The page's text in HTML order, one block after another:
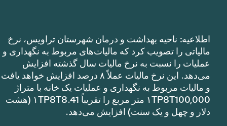
اطلاعیه: ناحیه بهداشت و درمان شهرستان تراویس، نرخ
مالیاتی را تصویب کرد که مالیات‌های مربوط به نگهداری و
عملیات را نسبت به نرخ مالیات سال گذشته افزایش
می‌دهد. این نرخ مالیات عملاً ۸ درصد افزایش خواهد یافت
و مالیات مربوط به نگهداری و عملیات یک خانه با متراژ
۱TP8T100,000 متر مربع را تقریباً ۱TP8T8.41 (هشت
دلار و چهل و یک سنت) افزایش می‌دهد.